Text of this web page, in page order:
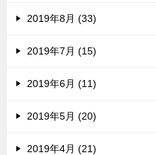
2019年8月 (33)
2019年7月 (15)
2019年6月 (11)
2019年5月 (20)
2019年4月 (21)